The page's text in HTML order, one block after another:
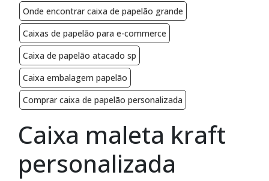
Onde encontrar caixa de papelão grande
Caixas de papelão para e-commerce
Caixa de papelão atacado sp
Caixa embalagem papelão
Comprar caixa de papelão personalizada
Caixa maleta kraft
personalizada